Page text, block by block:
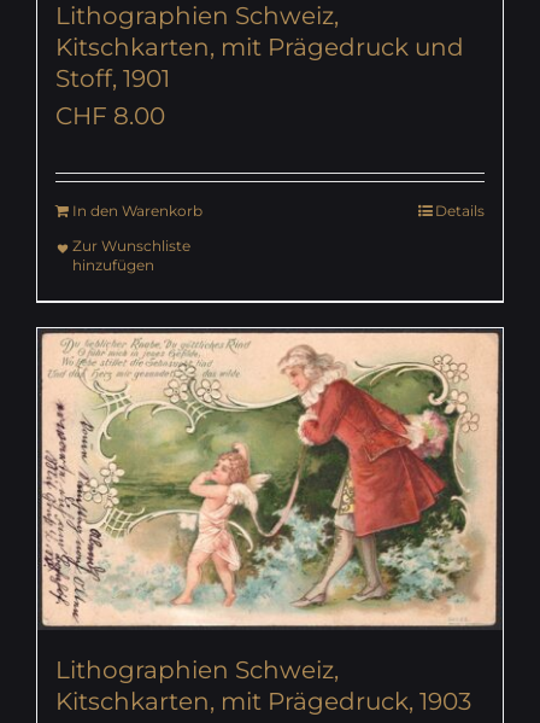
Lithographien Schweiz,
Kitschkarten, mit Prägedruck und
Stoff, 1901
CHF 8.00
In den Warenkorb
Details
Zur Wunschliste
hinzufügen
Lithographien Schweiz,
Kitschkarten, mit Prägedruck, 1903